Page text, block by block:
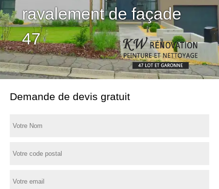
ravalement de façade
47
Demande de devis gratuit